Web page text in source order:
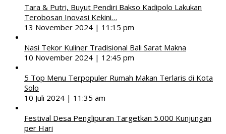
Tara & Putri, Buyut Pendiri Bakso Kadipolo Lakukan
Terobosan Inovasi Kekini…
13 November 2024 | 11:15 pm
Nasi Tekor Kuliner Tradisional Bali Sarat Makna
10 November 2024 | 12:45 pm
5 Top Menu Terpopuler Rumah Makan Terlaris di Kota
Solo
10 Juli 2024 | 11:35 am
Festival Desa Penglipuran Targetkan 5.000 Kunjungan
per Hari